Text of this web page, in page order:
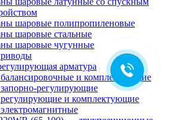
шаровые полипропиленовые
шаровые стальные
шаровые чугунные
арматура
и комплектующие
регулирующие
и комплектующие